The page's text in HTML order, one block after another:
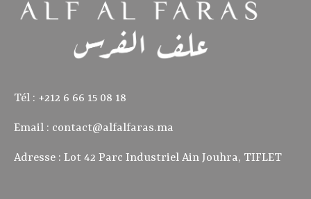
Tél : ‭+212 6 66 15 08 18‬
Email : contact@alfalfaras.ma
Adresse : Lot 42 Parc Industriel Ain Jouhra, TIFLET